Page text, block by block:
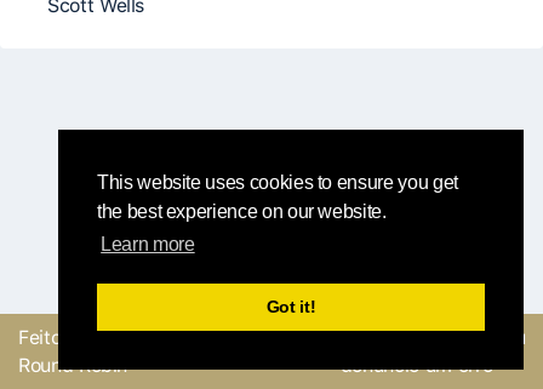
This website uses cookies to ensure you get
the best experience on our website.
Learn more
Got it!
Scott Wells
Feito com
pela equipe
Round Robin
Envie um feedback ou
denuncie um erro